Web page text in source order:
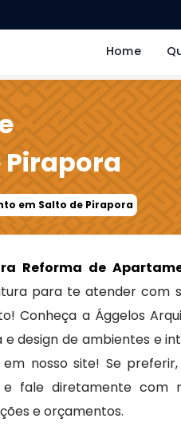
Home
em Salto de Pirapora
Reforma de
para te atender com
Conheça a Ággelos
design de ambientes e
em nosso site! Se
fale diretamente com
e orçamentos.